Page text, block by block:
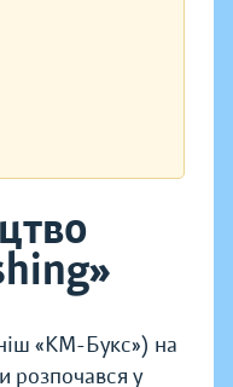
«КМ-Букс») на
розпочався у